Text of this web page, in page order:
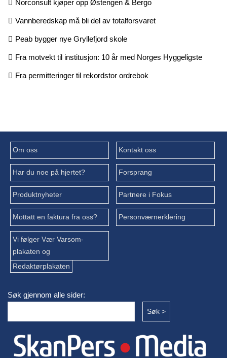
Norconsult kjøper opp Østengen & Bergo
Vannberedskap må bli del av totalforsvaret
Peab bygger nye Gryllefjord skole
Fra motvekt til institusjon: 10 år med Norges Hyggeligste
Fra permitteringer til rekordstor ordrebok
Om oss Kontakt oss
Har du noe på hjertet? Forsprang
Produktnyheter Partnere i Fokus
Mottatt en faktura fra oss? Personværnerklering
Vi følger Vær Varsom-
plakaten og
Redaktørplakaten
Søk gjennom alle sider: